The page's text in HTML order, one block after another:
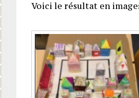
Voici le résultat en